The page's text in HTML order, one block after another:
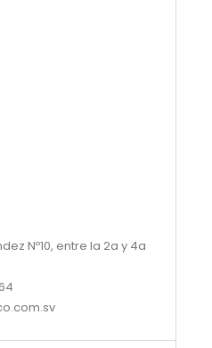
Nº10, entre la 2a y 4a